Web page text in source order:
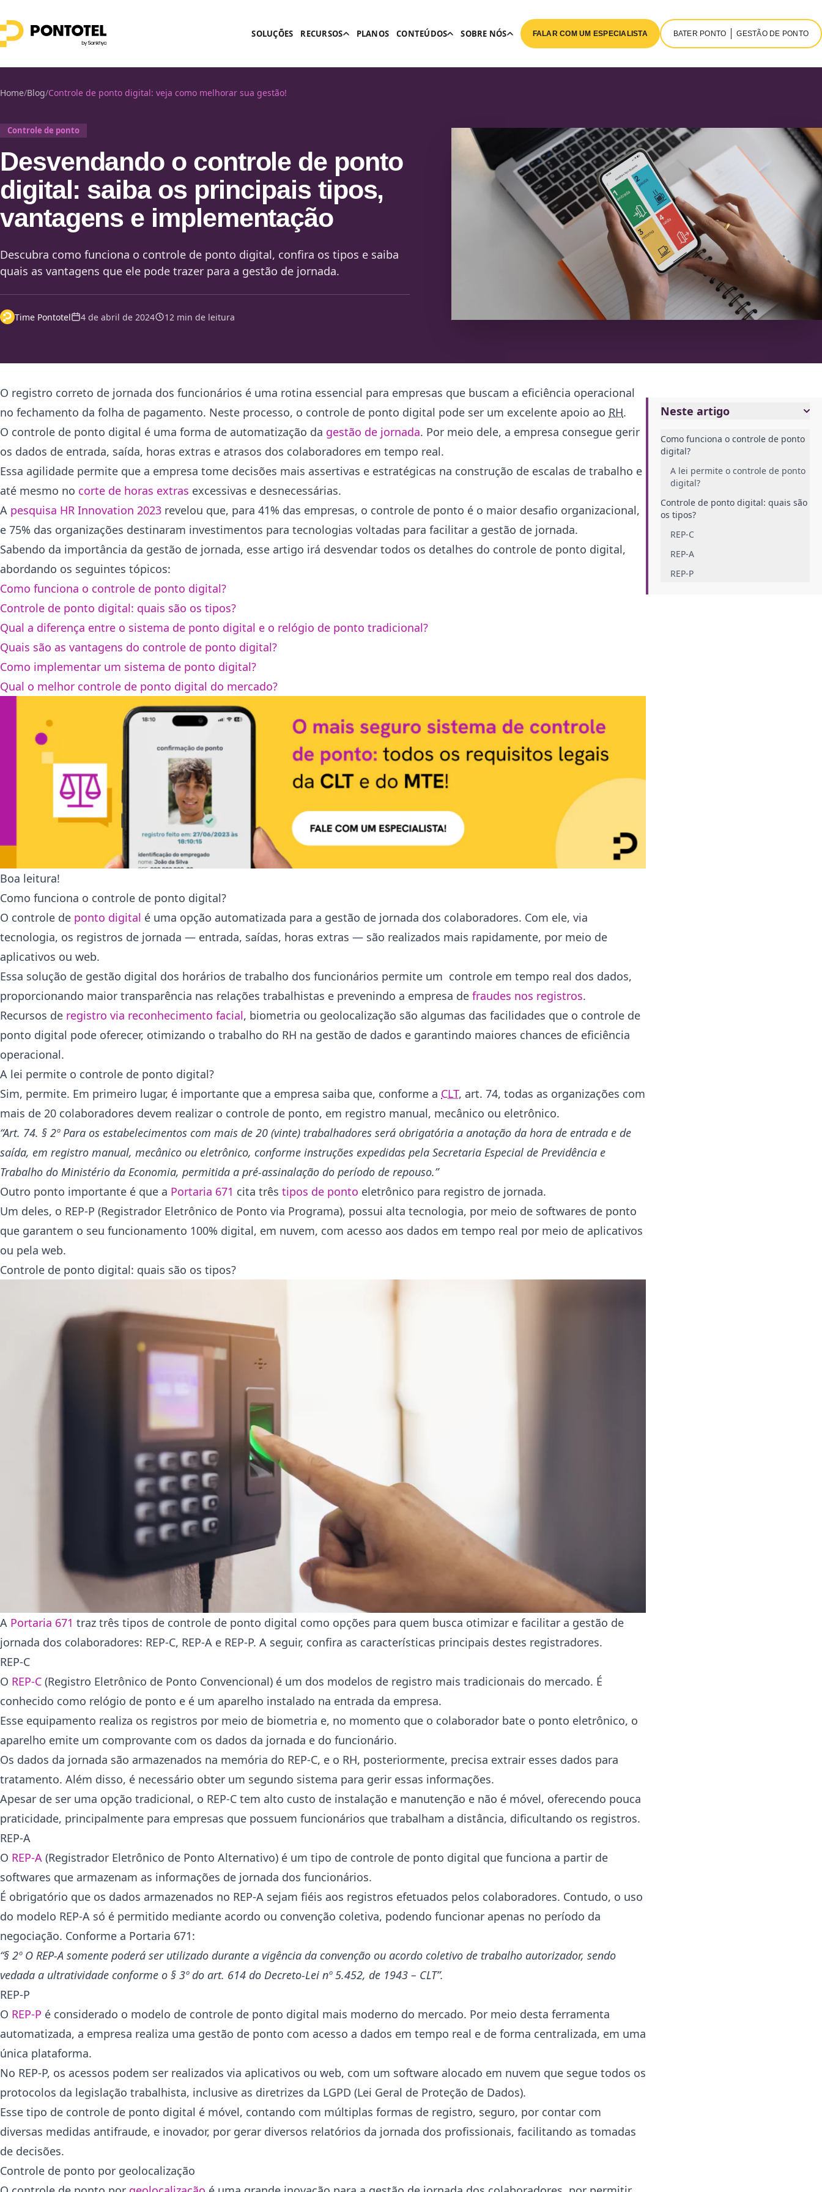
SOLUÇÕES RECURSOS PLANOS CONTEÚDOS SOBRE NÓS FALAR COM UM ESPECIALISTA BATER PONTO GESTÃO DE PONTO
Home/Blog/Controle de ponto digital: veja como melhorar sua gestão!
Controle de ponto
Desvendando o controle de ponto
digital: saiba os principais tipos,
vantagens e implementação
Descubra como funciona o controle de ponto digital, confira os tipos e saiba
quais as vantagens que ele pode trazer para a gestão de jornada.
Time Pontotel 4 de abril de 2024 12 min de leitura
Neste artigo
Como funciona o controle de ponto
digital?
A lei permite o controle de ponto
digital?
Controle de ponto digital: quais são
os tipos?
REP-C
REP-A
REP-P
O registro correto de jornada dos funcionários é uma rotina essencial para empresas que buscam a eficiência operacional
no fechamento da folha de pagamento. Neste processo, o controle de ponto digital pode ser um excelente apoio ao RH.
O controle de ponto digital é uma forma de automatização da gestão de jornada. Por meio dele, a empresa consegue gerir
os dados de entrada, saída, horas extras e atrasos dos colaboradores em tempo real.
Essa agilidade permite que a empresa tome decisões mais assertivas e estratégicas na construção de escalas de trabalho e
até mesmo no corte de horas extras excessivas e desnecessárias.
A pesquisa HR Innovation 2023 revelou que, para 41% das empresas, o controle de ponto é o maior desafio organizacional,
e 75% das organizações destinaram investimentos para tecnologias voltadas para facilitar a gestão de jornada.
Sabendo da importância da gestão de jornada, esse artigo irá desvendar todos os detalhes do controle de ponto digital,
abordando os seguintes tópicos:
Como funciona o controle de ponto digital?
Controle de ponto digital: quais são os tipos?
Qual a diferença entre o sistema de ponto digital e o relógio de ponto tradicional?
Quais são as vantagens do controle de ponto digital?
Como implementar um sistema de ponto digital?
Qual o melhor controle de ponto digital do mercado?
Boa leitura!
Como funciona o controle de ponto digital?
O controle de ponto digital é uma opção automatizada para a gestão de jornada dos colaboradores. Com ele, via
tecnologia, os registros de jornada — entrada, saídas, horas extras — são realizados mais rapidamente, por meio de
aplicativos ou web.
Essa solução de gestão digital dos horários de trabalho dos funcionários permite um controle em tempo real dos dados,
proporcionando maior transparência nas relações trabalhistas e prevenindo a empresa de fraudes nos registros.
Recursos de registro via reconhecimento facial, biometria ou geolocalização são algumas das facilidades que o controle de
ponto digital pode oferecer, otimizando o trabalho do RH na gestão de dados e garantindo maiores chances de eficiência
operacional.
A lei permite o controle de ponto digital?
Sim, permite. Em primeiro lugar, é importante que a empresa saiba que, conforme a CLT, art. 74, todas as organizações com
mais de 20 colaboradores devem realizar o controle de ponto, em registro manual, mecânico ou eletrônico.
“Art. 74. § 2º Para os estabelecimentos com mais de 20 (vinte) trabalhadores será obrigatória a anotação da hora de entrada e de
saída, em registro manual, mecânico ou eletrônico, conforme instruções expedidas pela Secretaria Especial de Previdência e
Trabalho do Ministério da Economia, permitida a pré-assinalação do período de repouso.”
Outro ponto importante é que a Portaria 671 cita três tipos de ponto eletrônico para registro de jornada.
Um deles, o REP-P (Registrador Eletrônico de Ponto via Programa), possui alta tecnologia, por meio de softwares de ponto
que garantem o seu funcionamento 100% digital, em nuvem, com acesso aos dados em tempo real por meio de aplicativos
ou pela web.
Controle de ponto digital: quais são os tipos?
A Portaria 671 traz três tipos de controle de ponto digital como opções para quem busca otimizar e facilitar a gestão de
jornada dos colaboradores: REP-C, REP-A e REP-P. A seguir, confira as características principais destes registradores.
REP-C
O REP-C (Registro Eletrônico de Ponto Convencional) é um dos modelos de registro mais tradicionais do mercado. É
conhecido como relógio de ponto e é um aparelho instalado na entrada da empresa.
Esse equipamento realiza os registros por meio de biometria e, no momento que o colaborador bate o ponto eletrônico, o
aparelho emite um comprovante com os dados da jornada e do funcionário.
Os dados da jornada são armazenados na memória do REP-C, e o RH, posteriormente, precisa extrair esses dados para
tratamento. Além disso, é necessário obter um segundo sistema para gerir essas informações.
Apesar de ser uma opção tradicional, o REP-C tem alto custo de instalação e manutenção e não é móvel, oferecendo pouca
praticidade, principalmente para empresas que possuem funcionários que trabalham a distância, dificultando os registros.
REP-A
O REP-A (Registrador Eletrônico de Ponto Alternativo) é um tipo de controle de ponto digital que funciona a partir de
softwares que armazenam as informações de jornada dos funcionários.
É obrigatório que os dados armazenados no REP-A sejam fiéis aos registros efetuados pelos colaboradores. Contudo, o uso
do modelo REP-A só é permitido mediante acordo ou convenção coletiva, podendo funcionar apenas no período da
negociação. Conforme a Portaria 671:
“§ 2º O REP-A somente poderá ser utilizado durante a vigência da convenção ou acordo coletivo de trabalho autorizador, sendo
vedada a ultratividade conforme o § 3º do art. 614 do Decreto-Lei nº 5.452, de 1943 – CLT”.
REP-P
O REP-P é considerado o modelo de controle de ponto digital mais moderno do mercado. Por meio desta ferramenta
automatizada, a empresa realiza uma gestão de ponto com acesso a dados em tempo real e de forma centralizada, em uma
única plataforma.
No REP-P, os acessos podem ser realizados via aplicativos ou web, com um software alocado em nuvem que segue todos os
protocolos da legislação trabalhista, inclusive as diretrizes da LGPD (Lei Geral de Proteção de Dados).
Esse tipo de controle de ponto digital é móvel, contando com múltiplas formas de registro, seguro, por contar com
diversas medidas antifraude, e inovador, por gerar diversos relatórios da jornada dos profissionais, facilitando as tomadas
de decisões.
Controle de ponto por geolocalização